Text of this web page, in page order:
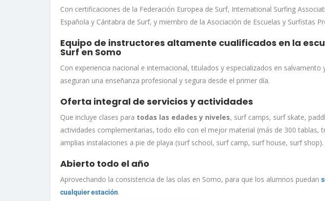
Con certificaciones de la Federación Europea de Surf, International Surfing
Española y Cántabra de Surf, y miembro de la Asociación de Escuelas y Surfistas
Equipo de instructores altamente cualificados en la
Surf en Somo
Con experiencia nacional e internacional, titulados y especializados en salvamento
aseguran una enseñanza profesional y segura desde el primer día.
Oferta integral de servicios y actividades
Que incluye clases para todas las edades y niveles, surf camps, surf skate,
actividades complementarias, todo ello con el mejor material (más de 300 tablas,
amplias instalaciones a pie de playa (surf school, surf camp, surf house, surf shop).
Abierto todo el año
Aprovechando la consistencia de las olas en Somo, para que los alumnos puedan
cualquier estación.